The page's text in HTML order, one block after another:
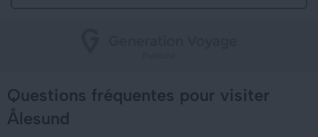
Questions fréquentes pour visiter
Ålesund